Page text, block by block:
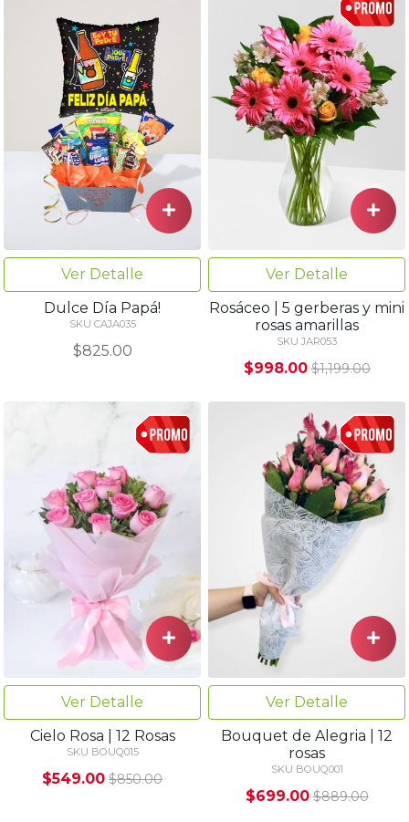
Ver Detalle
Dulce Día Papá!
SKU CAJA035
$825.00
Ver Detalle
Rosáceo | 5 gerberas y mini
rosas amarillas
SKU JAR053
$998.00 $1,199.00
Ver Detalle
Cielo Rosa | 12 Rosas
SKU BOUQ015
$549.00 $850.00
Ver Detalle
Bouquet de Alegria | 12
rosas
SKU BOUQ001
$699.00 $889.00